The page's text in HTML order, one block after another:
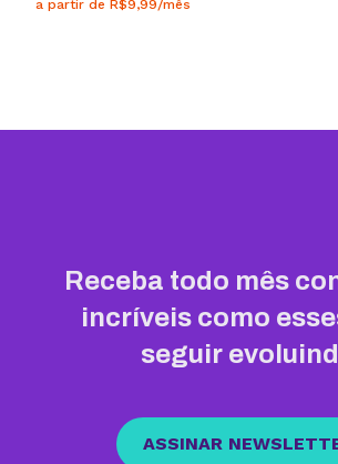
a partir de R$9,99/mês
Receba todo mês
incríveis como
seguir
ASSINAR